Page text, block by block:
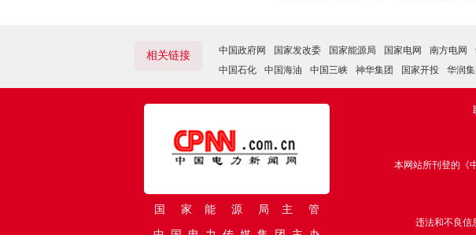
相关链接 中国政府网 国家发改委 国家能源局 国家电网 南方电网
中国石化
中国海油 中国三峡 神华集团 国家开投 华润集
国 家 能 源 局 主 管
本网站所刊登的《
违法和不良信